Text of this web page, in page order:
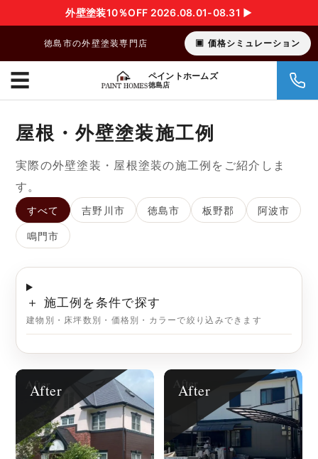
外壁塗装10％OFF 2026.08.01-08.31 ▶︎
徳島市の外壁塗装専門店 価格シミュレーション
ペイントホームズ
徳島店
☰
屋根・外壁塗装施工例
実際の外壁塗装・屋根塗装の施工例をご紹介しま
す。
すべて 吉野川市 徳島市 板野郡 阿波市
鳴門市
＋ 施工例を条件で探す
建物別・床坪数別・価格別・カラーで絞り込みできます
After After